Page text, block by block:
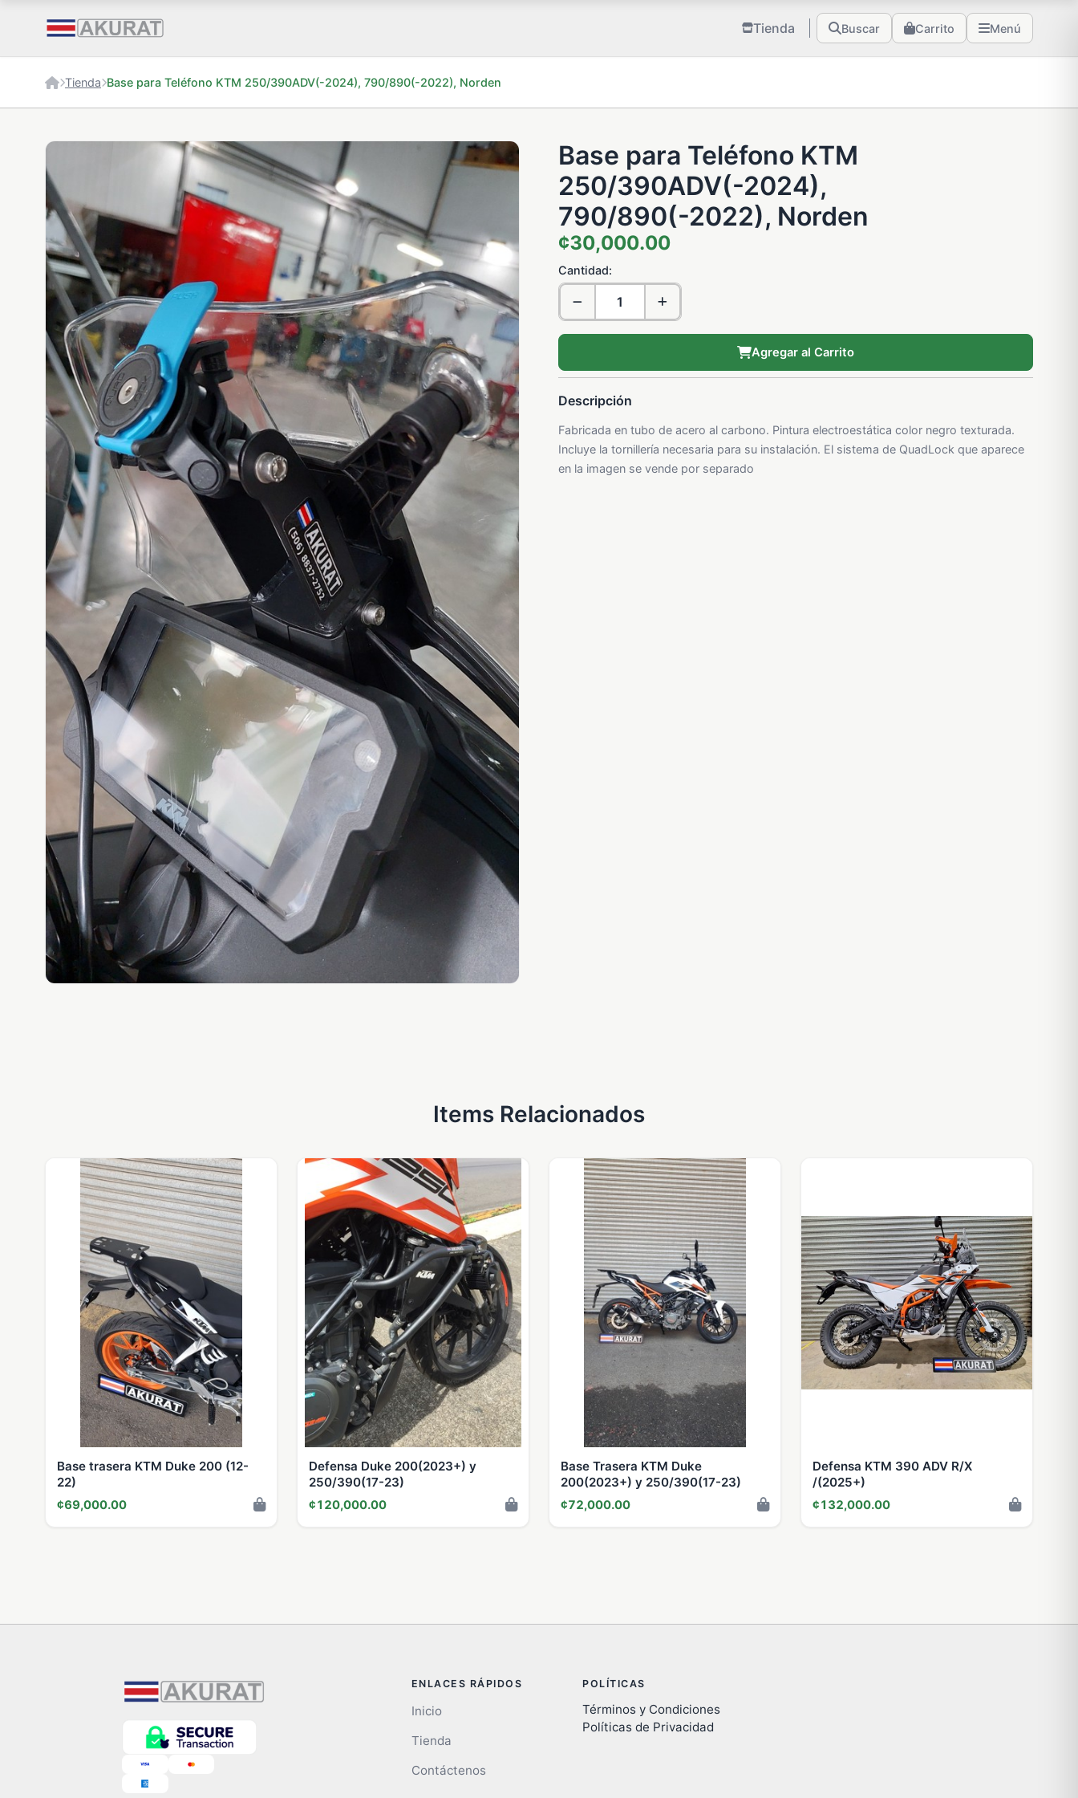
Tienda Buscar Carrito Menú
Tienda Base para Teléfono KTM 250/390ADV(-2024), 790/890(-2022), Norden
Base para Teléfono KTM
250/390ADV(-2024),
790/890(-2022), Norden
¢30,000.00
Cantidad:
Agregar al Carrito
Descripción
Fabricada en tubo de acero al carbono. Pintura electroestática color negro texturada.
Incluye la tornillería necesaria para su instalación. El sistema de QuadLock que aparece
en la imagen se vende por separado
Items Relacionados
Base trasera KTM Duke 200 (12-
22)
¢69,000.00
Defensa Duke 200(2023+) y
250/390(17-23)
¢120,000.00
Base Trasera KTM Duke
200(2023+) y 250/390(17-23)
¢72,000.00
Defensa KTM 390 ADV R/X
/(2025+)
¢132,000.00
ENLACES RÁPIDOS
Inicio
Tienda
Contáctenos
POLÍTICAS
Términos y Condiciones
Políticas de Privacidad